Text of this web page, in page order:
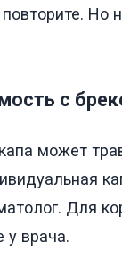
Но
с
может
Для
у врача.